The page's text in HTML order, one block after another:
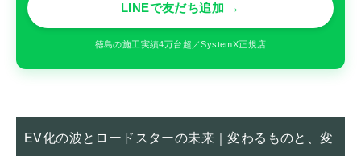
LINEで友だち追加 →
徳島の施工実績4万台超／SystemX正規店
EV化の波とロードスターの未来｜変わるものと、変